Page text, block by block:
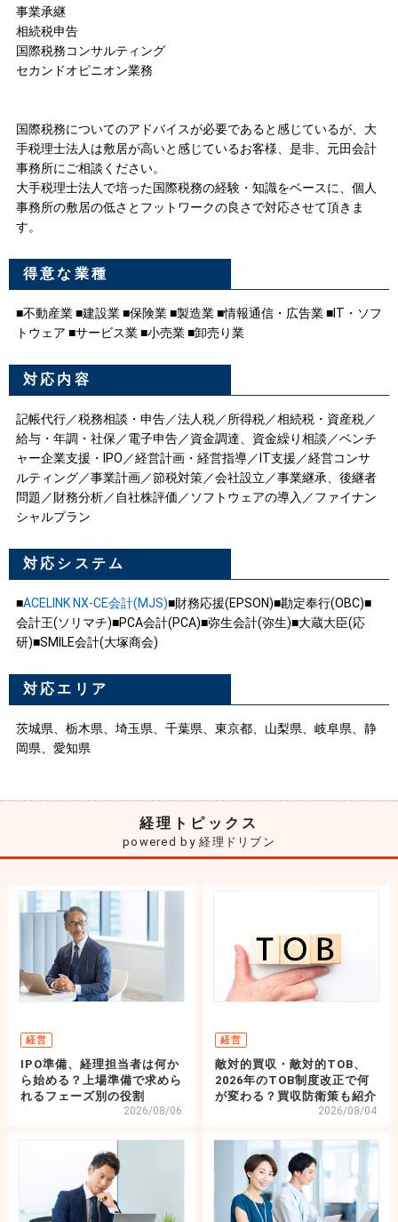
事業承継
相続税申告
国際税務コンサルティング
セカンドオピニオン業務
国際税務についてのアドバイスが必要であると感じているが、大
手税理士法人は敷居が高いと感じているお客様、是非、元田会計
事務所にご相談ください。
大手税理士法人で培った国際税務の経験・知識をベースに、個人
事務所の敷居の低さとフットワークの良さで対応させて頂きま
す。
得意な業種
■不動産業 ■建設業 ■保険業 ■製造業 ■情報通信・広告業 ■IT・ソフ
トウェア ■サービス業 ■小売業 ■卸売り業
対応内容
記帳代行／税務相談・申告／法人税／所得税／相続税・資産税／
給与・年調・社保／電子申告／資金調達、資金繰り相談／ベンチ
ャー企業支援・IPO／経営計画・経営指導／IT支援／経営コンサ
ルティング／事業計画／節税対策／会社設立／事業継承、後継者
問題／財務分析／自社株評価／ソフトウェアの導入／ファイナン
シャルプラン
対応システム
■ACELINK NX-CE会計(MJS)■財務応援(EPSON)■勘定奉行(OBC)■
会計王(ソリマチ)■PCA会計(PCA)■弥生会計(弥生)■大蔵大臣(応
研)■SMILE会計(大塚商会)
対応エリア
茨城県、栃木県、埼玉県、千葉県、東京都、山梨県、岐阜県、静
岡県、愛知県
経理トピックス
powered by 経理ドリブン
経営
2026/08/06
IPO準備、経理担当者は何か
ら始める？上場準備で求めら
れるフェーズ別の役割
経営
2026/08/04
敵対的買収・敵対的TOB、
2026年のTOB制度改正で何
が変わる？買収防衛策も紹介